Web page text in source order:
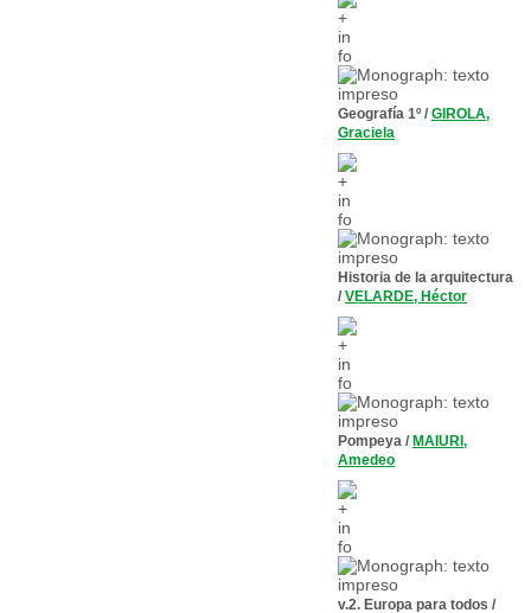
Geografía 1º/ GIROLA,
Graciela
Historia de la arquitectura
/ VELARDE, Héctor
Pompeya / MAIURI,
Amedeo
v.2. Europa para todos /